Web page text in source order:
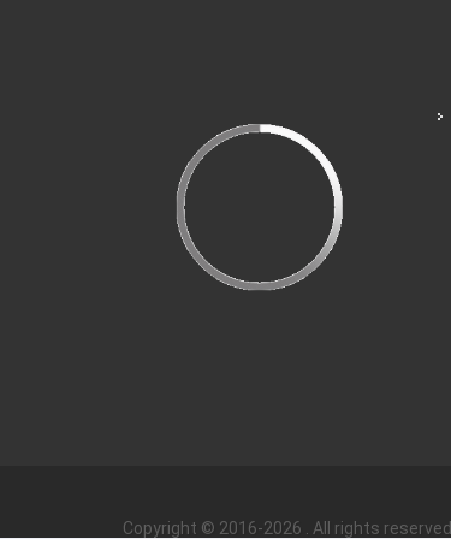
Copyright © 2016-2026 . All rights reserved.